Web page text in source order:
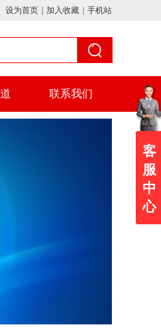
设为首页 加入收藏 手机站
联系我们
客
服
中
心